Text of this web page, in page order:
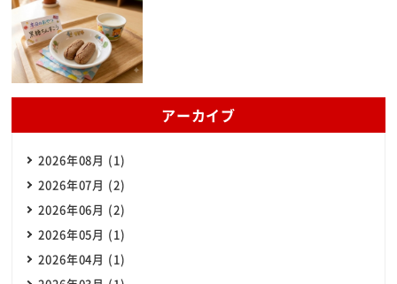
アーカイブ
2026年08月 (1)
2026年07月 (2)
2026年06月 (2)
2026年05月 (1)
2026年04月 (1)